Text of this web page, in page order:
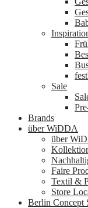
Sale
Brands
über WiDDA
über
Faire
Textil &
Store
Berlin Concept